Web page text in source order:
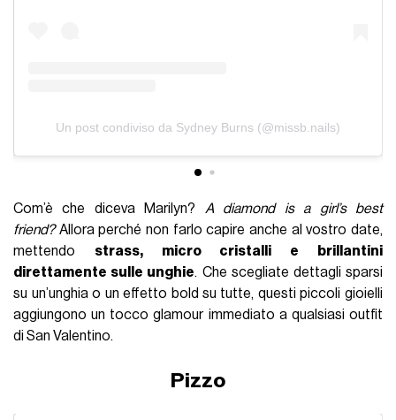
Un post condiviso da Sydney Burns (@missb.nails)
Com’è che diceva Marilyn? A diamond is a girl’s best
friend?Allora perché non farlo capire anche al vostro date,
mettendo strass, micro cristalli e brillantini
direttamente sulle unghie. Che scegliate dettagli sparsi
su un’unghia o un effetto bold su tutte, questi piccoli gioielli
aggiungono un tocco glamour immediato a qualsiasi outfit
di San Valentino.
Pizzo